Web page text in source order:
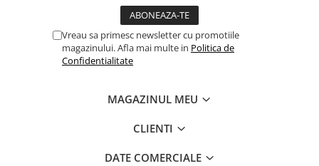
Vreau sa primesc newsletter cu promotiile
magazinului. Afla mai multe in Politica de
Confidentialitate
MAGAZINUL MEU
CLIENTI
DATE COMERCIALE